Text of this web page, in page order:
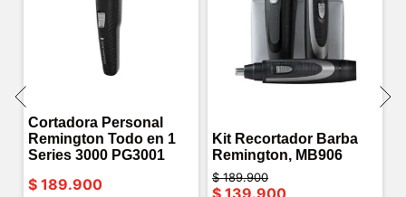
Cortadora Personal
Remington Todo en 1
Series 3000 PG3001
$ 189.900
Kit Recortador Barba
Remington, MB906
$ 189.900